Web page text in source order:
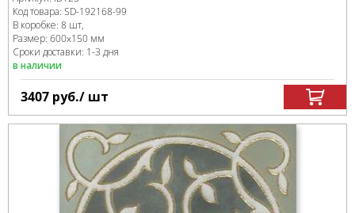
Код товара: SD-192168-99
В коробке: 8 шт,
Размер: 600x150 мм
Сроки доставки: 1-3 дня
в наличии
3407 руб./ шт